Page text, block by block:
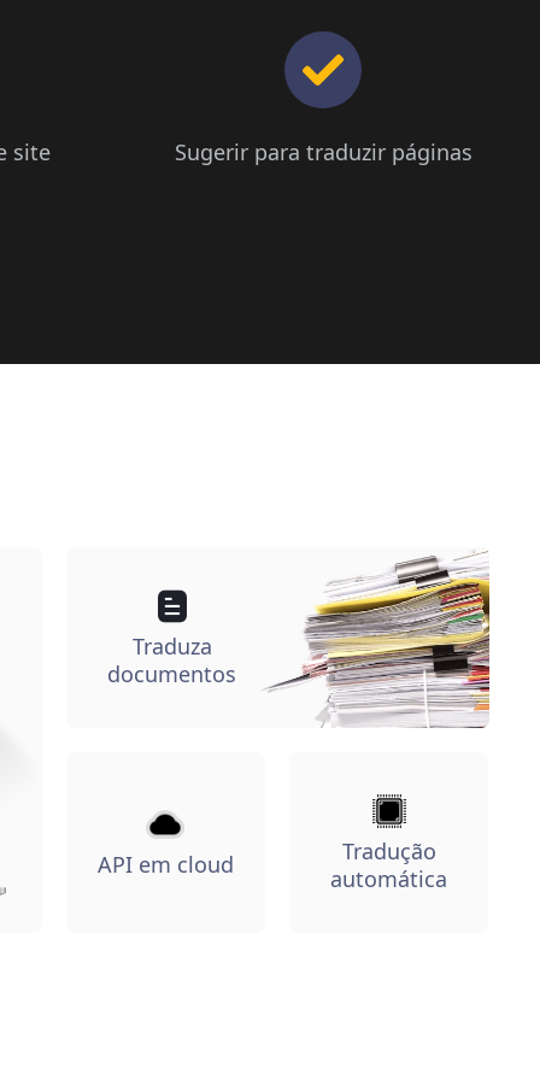
site Sugerir para traduzir páginas
Traduza
documentos
API em cloud
Tradução
automática